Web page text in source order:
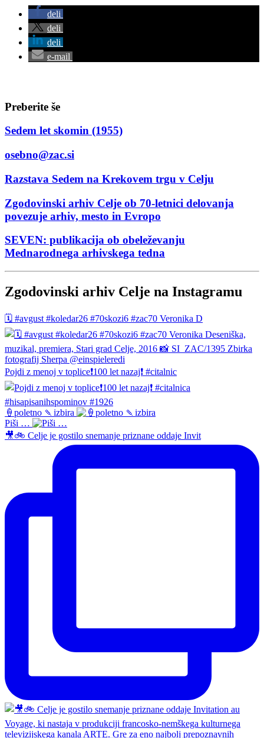
deli
deli
deli
e-mail
Preberite še
Sedem let skomin (1955)
osebno@zac.si
Razstava Sedem na Krekovem trgu v Celju
Zgodovinski arhiv Celje ob 70-letnici delovanja
povezuje arhiv, mesto in Evropo
SEVEN: publikacija ob obeleževanju
Mednarodnega arhivskega tedna
Zgodovinski arhiv Celje na Instagramu
🗓️ #avgust #koledar26 #70skozi6 #zac70 Veronika D
Pojdi z menoj v toplice❗️100 let nazaj❗️ #citalnic
🍦poletno 🍡izbira
Piši …
🎥🚲 Celje je gostilo snemanje priznane oddaje Invit